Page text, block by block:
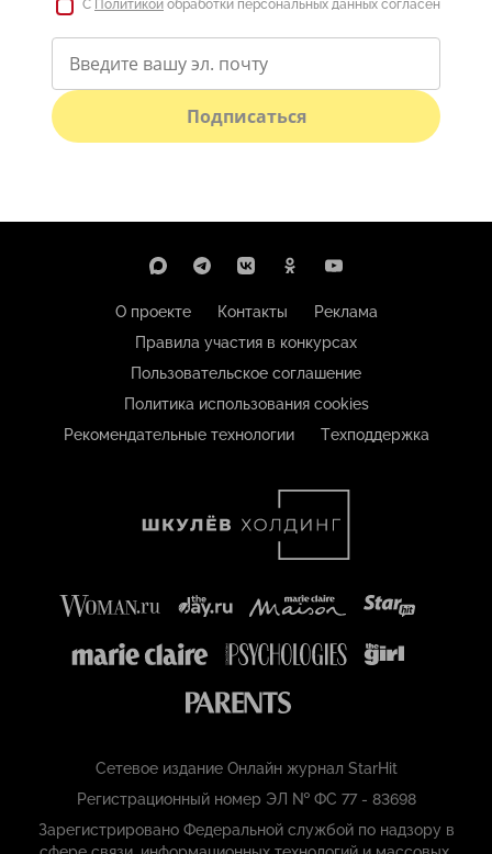
С Политикой обработки персональных данных согласен
Подписаться
О проекте Контакты
Реклама
Правила участия в конкурсах
Пользовательское соглашение
Политика использования cookies
Рекомендательные технологии
Техподдержка
Сетевое издание Онлайн журнал StarHit
Регистрационный номер ЭЛ № ФС 77 - 83698
Зарегистрировано Федеральной службой по надзору в